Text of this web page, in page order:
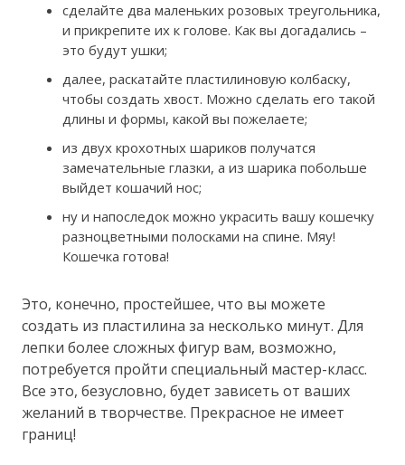
сделайте два маленьких розовых треугольника,
и прикрепите их к голове. Как вы догадались –
это будут ушки;
далее, раскатайте пластилиновую колбаску,
чтобы создать хвост. Можно сделать его такой
длины и формы, какой вы пожелаете;
из двух крохотных шариков получатся
замечательные глазки, а из шарика побольше
выйдет кошачий нос;
ну и напоследок можно украсить вашу кошечку
разноцветными полосками на спине. Мяу!
Кошечка готова!
Это, конечно, простейшее, что вы можете
создать из пластилина за несколько минут. Для
лепки более сложных фигур вам, возможно,
потребуется пройти специальный мастер-класс.
Все это, безусловно, будет зависеть от ваших
желаний в творчестве. Прекрасное не имеет
границ!